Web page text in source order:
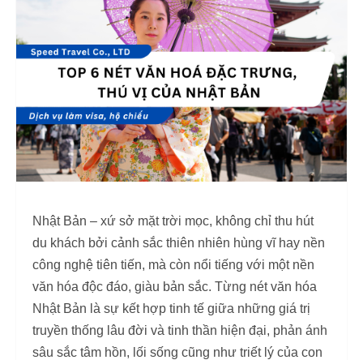
Nhật Bản – xứ sở mặt trời mọc, không chỉ thu hút
du khách bởi cảnh sắc thiên nhiên hùng vĩ hay nền
công nghệ tiên tiến, mà còn nổi tiếng với một nền
văn hóa độc đáo, giàu bản sắc. Từng nét văn hóa
Nhật Bản là sự kết hợp tinh tế giữa những giá trị
truyền thống lâu đời và tinh thần hiện đại, phản ánh
sâu sắc tâm hồn, lối sống cũng như triết lý của con